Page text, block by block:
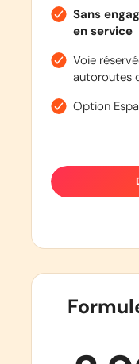
Sans
en service
Voie
autoroutes
Option